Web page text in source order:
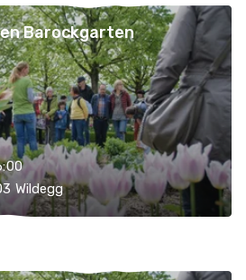
Barockgarten
Wildegg